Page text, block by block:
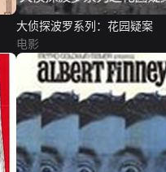
大侦探波罗系列：花园疑案
电影